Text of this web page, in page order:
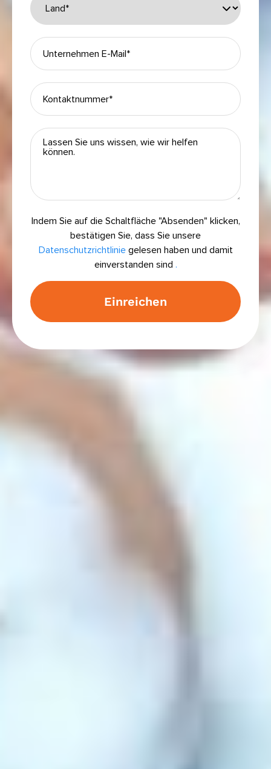
Indem Sie auf die Schaltfläche "Absenden" klicken,
bestätigen Sie, dass Sie unsere
Datenschutzrichtliniegelesen haben und damit
einverstanden sind .